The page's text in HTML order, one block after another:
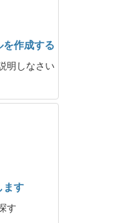
を作成する
明しなさい
ます
す